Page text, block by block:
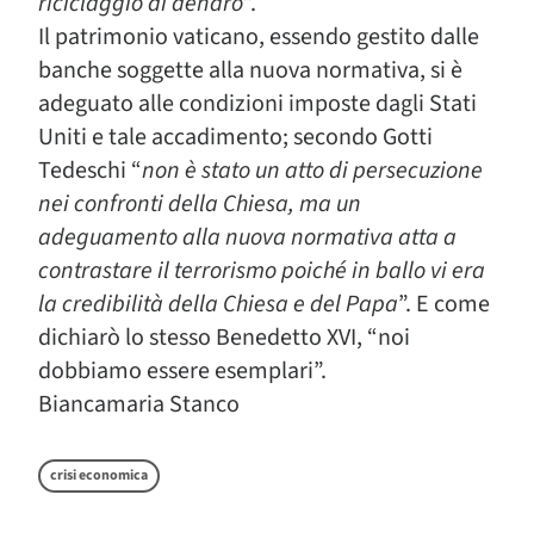
Il patrimonio vaticano, essendo gestito dalle
banche soggette alla nuova normativa, si è
adeguato alle condizioni imposte dagli Stati
Uniti e tale accadimento; secondo Gotti
Tedeschi “non è stato un atto di persecuzione
nei confronti della Chiesa, ma un
adeguamento alla nuova normativa atta a
contrastare il terrorismo poiché in ballo vi era
la credibilità della Chiesa e del Papa”. E come
dichiarò lo stesso Benedetto XVI, “noi
dobbiamo essere esemplari”.
Biancamaria Stanco
crisi economica